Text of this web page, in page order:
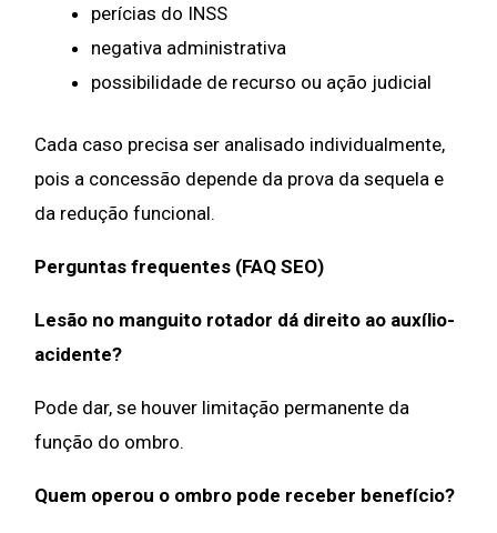
perícias do INSS
negativa administrativa
possibilidade de recurso ou ação judicial
Cada caso precisa ser analisado individualmente,
pois a concessão depende da prova da sequela e
da redução funcional.
Perguntas frequentes (FAQ SEO)
Lesão no manguito rotador dá direito ao auxílio-
acidente?
Pode dar, se houver limitação permanente da
função do ombro.
Quem operou o ombro pode receber benefício?